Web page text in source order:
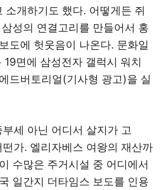
소개하기도 했다. 어떻게든 쥐
성의 연결고리를 만들어서 홍
도에 헛웃음이 나온다. 문화일
19면에 삼성전자 갤럭시 워치
드버토리얼(기사형 광고)을 실
세 아닌 어디서 살지가 고
떤가. 엘리자베스 여왕의 재산까
수많은 주거시설 중 어디에서
일간지 더타임스 보도를 인용